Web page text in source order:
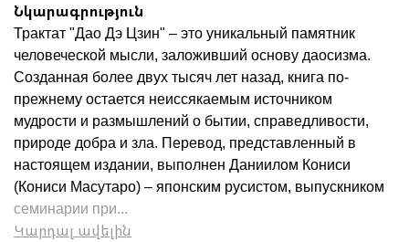
Նկարագրություն
Трактат "Дао Дэ Цзин" – это уникальный памятник
человеческой мысли, заложивший основу даосизма.
Созданная более двух тысяч лет назад, книга по-
прежнему остается неиссякаемым источником
мудрости и размышлений о бытии, справедливости,
природе добра и зла. Перевод, представленный в
настоящем издании, выполнен Даниилом Кониси
(Кониси Масутаро) – японским русистом, выпускником
семинарии при...
Կարդալ ավելին